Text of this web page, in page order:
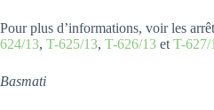
Pour plus d’informations, voir les
624/13, T-625/13, T-626/13 et T-627/
Basmati